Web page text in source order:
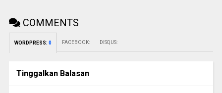
COMMENTS
WORDPRESS: 0 FACEBOOK: DISQUS:
Tinggalkan Balasan